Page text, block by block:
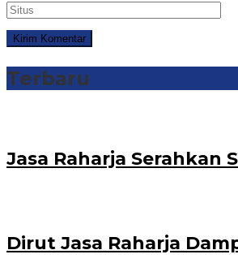
Terbaru
Jasa Raharja Serahkan
Dirut Jasa Raharja